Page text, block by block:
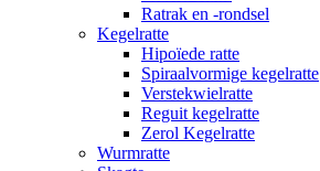
Ratrak en -rondsel
Kegelratte
Hipoïede ratte
Spiraalvormige kegelratte
Verstekwielratte
Reguit kegelratte
Zerol Kegelratte
Wurmratte